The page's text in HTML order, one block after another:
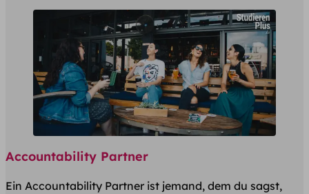
Accountability Partner
Ein Accountability Partner ist jemand, dem du sagst,